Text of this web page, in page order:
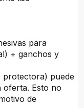
para
+ ganchos y
protectora) puede
Esto no
de